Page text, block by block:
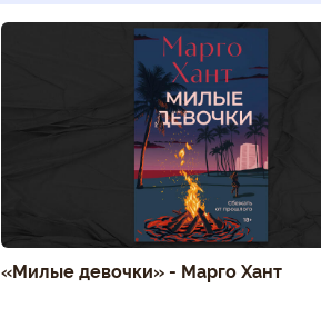
«Милые девочки» - Марго Хант